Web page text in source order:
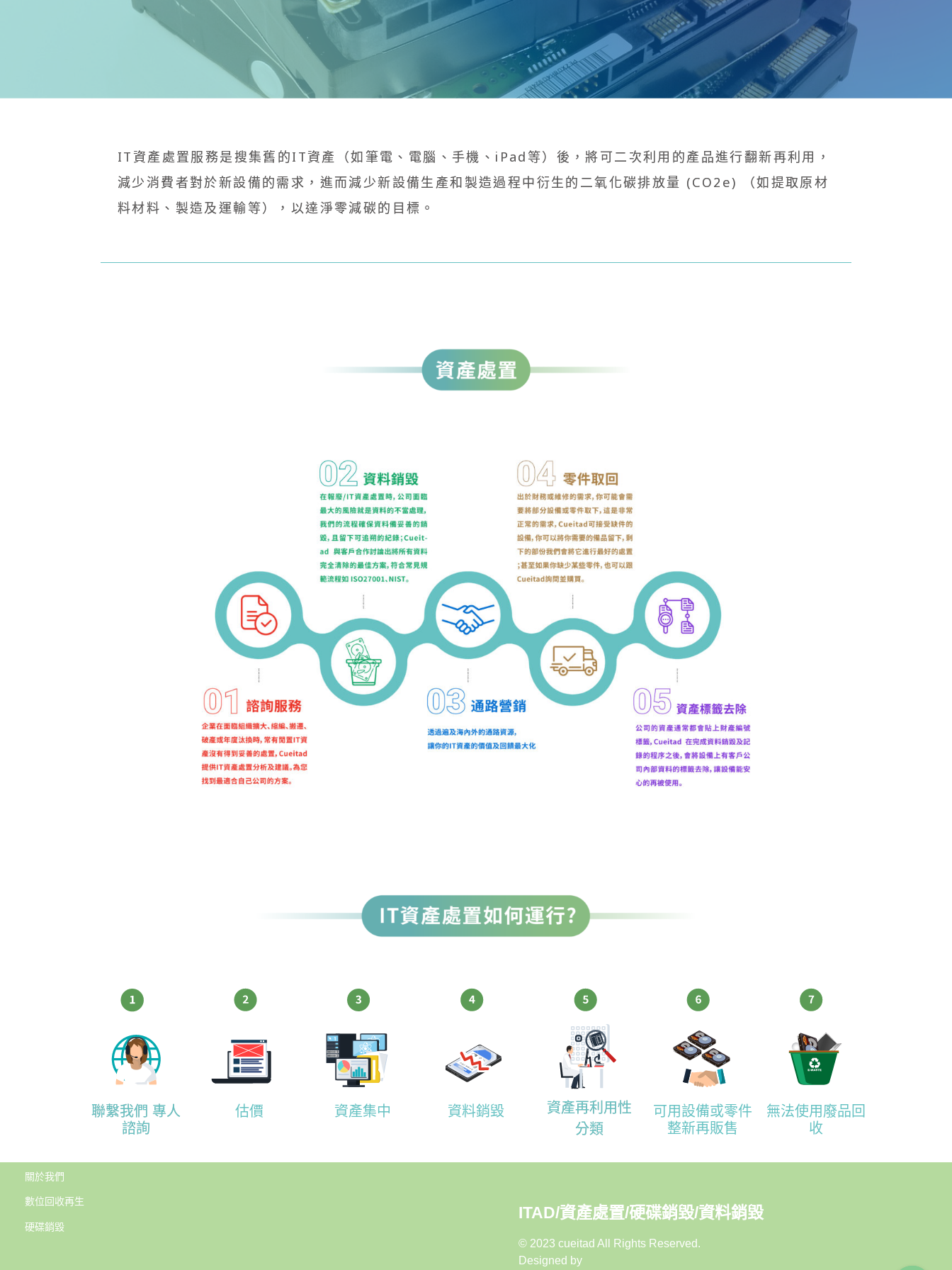
IT資產處置服務是搜集舊的IT資產（如筆電、電腦、手機、iPad等）後，將可二次利用的產品進行翻新再利用，
減少消費者對於新設備的需求，進而減少新設備生產和製造過程中衍生的二氧化碳排放量 (CO2e) （如提取原材
料材料、製造及運輸等），以達淨零減碳的目標。
聯繫我們 專人
諮詢
估價 資產集中 資料銷毀
資產再利用性
分類
可用設備或零件
整新再販售
無法使用廢品回
收
關於我們
數位回收再生
硬碟銷毀
ITAD/資產處置/硬碟銷毀/資料銷毀
© 2023 cueitad All Rights Reserved.
Designed by